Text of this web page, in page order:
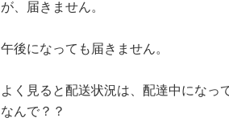
が、届きません。
午後になっても届きません。
よく見ると配送状況は、配達中になっ
なんで？？